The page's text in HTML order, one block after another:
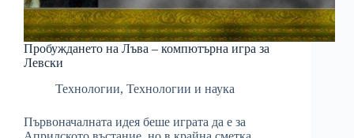
Пробуждането на Лъва – компютърна игра за
Левски
Технологии, Технологии и наука
Първоначалната идея беше играта да е за